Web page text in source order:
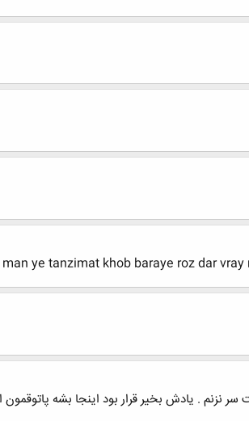
ye tanzimat khob baraye roz dar
نزنم . یادش بخیر قرار بود اینجا بشه پاتوقمون